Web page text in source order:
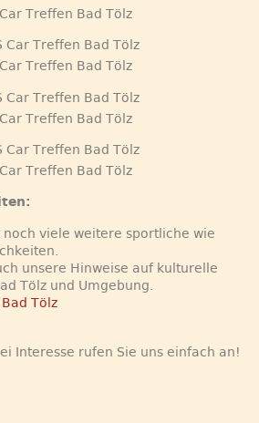
Treffen Bad Tölz
Treffen Bad Tölz
Treffen Bad Tölz
Treffen Bad Tölz
noch viele weitere sportliche wie
unsere Hinweise auf kulturelle
Tölz und Umgebung.
Tölz
Interesse rufen Sie uns einfach an!